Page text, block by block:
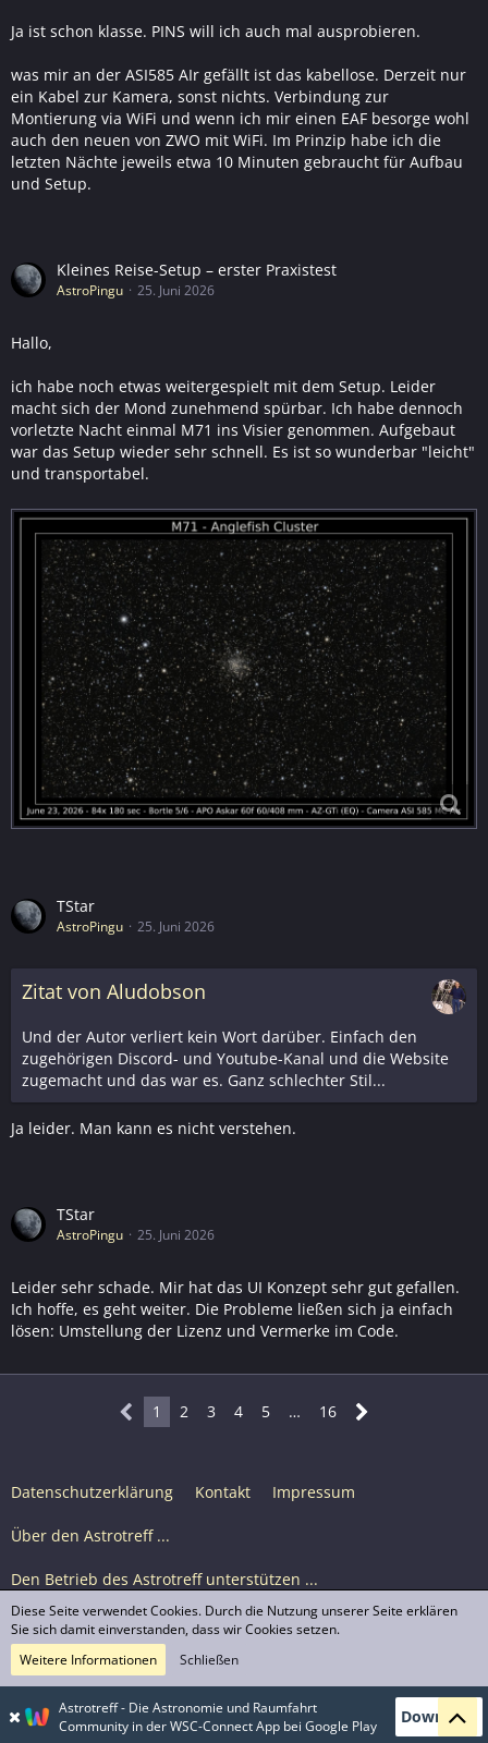
Updates. Ich bin wirklich froh, dass das vorbei ist.
CS, Jochen
Ja ist schon klasse. PINS will ich auch mal ausprobieren.
was mir an der ASI585 AIr gefällt ist das kabellose. Derzeit nur
ein Kabel zur Kamera, sonst nichts. Verbindung zur
Montierung via WiFi und wenn ich mir einen EAF besorge wohl
auch den neuen von ZWO mit WiFi. Im Prinzip habe ich die
letzten Nächte jeweils etwa 10 Minuten gebraucht für Aufbau
und Setup.
Kleines Reise-Setup – erster Praxistest
AstroPingu 25. Juni 2026
Hallo,
ich habe noch etwas weitergespielt mit dem Setup. Leider
macht sich der Mond zunehmend spürbar. Ich habe dennoch
vorletzte Nacht einmal M71 ins Visier genommen. Aufgebaut
war das Setup wieder sehr schnell. Es ist so wunderbar "leicht"
und transportabel.
TStar
AstroPingu 25. Juni 2026
Zitat von Aludobson
Und der Autor verliert kein Wort darüber. Einfach den
zugehörigen Discord- und Youtube-Kanal und die Website
zugemacht und das war es. Ganz schlechter Stil...
Ja leider. Man kann es nicht verstehen.
TStar
AstroPingu 25. Juni 2026
Leider sehr schade. Mir hat das UI Konzept sehr gut gefallen.
Ich hoffe, es geht weiter. Die Probleme ließen sich ja einfach
lösen: Umstellung der Lizenz und Vermerke im Code.
1 2 3 4 5 … 16
Datenschutzerklärung Kontakt Impressum
Über den Astrotreff ...
Den Betrieb des Astrotreff unterstützen ...
Nutzungsbedingungen
© Astrotreff 2001-2026, lizenziert unter CC BY-SA,
sofern für einzelne Inhalte nicht anders angegeben
Astrotreff - Die Astronomie und Raumfahrt
Community in der WSC-Connect App bei Google Play
Download
Diese Seite verwendet Cookies. Durch die Nutzung unserer Seite erklären
Sie sich damit einverstanden, dass wir Cookies setzen.
Weitere Informationen
Schließen